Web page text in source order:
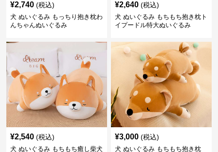
¥2,740 (税込)
犬 ぬいぐるみ もっちり抱き枕わ
んちゃんぬいぐるみ
¥2,640 (税込)
犬 ぬいぐるみ もちもち抱き枕ト
イプードル特大ぬいぐるみ
¥2,540 (税込)
犬 ぬいぐるみ もちもち癒し柴犬
¥3,000 (税込)
犬 ぬいぐるみ もちもち抱き枕